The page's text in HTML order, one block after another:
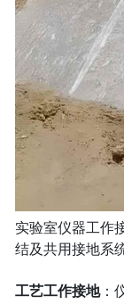
实验室仪器工作
结及共用接地系
工艺工作接地：